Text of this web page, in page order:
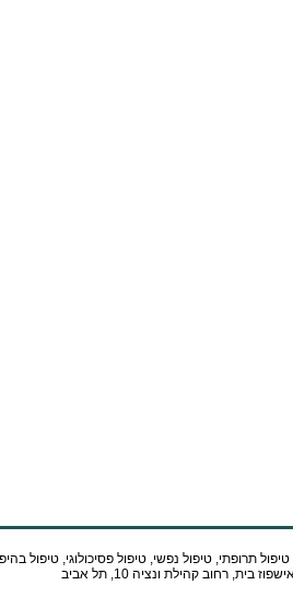
תרופתי, טיפול נפשי, טיפול פסיכולוגי, טיפול
בית, רחוב קהילת ונציה 10, תל אביב